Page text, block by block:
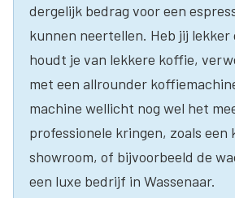
dergelijk bedrag voor een
kunnen neertellen. Heb jij lekker
houdt je van lekkere koffie,
met een allrounder
machine wellicht nog wel het
professionele kringen, zoals een
showroom, of bijvoorbeeld de
een luxe bedrijf in Wassenaar.